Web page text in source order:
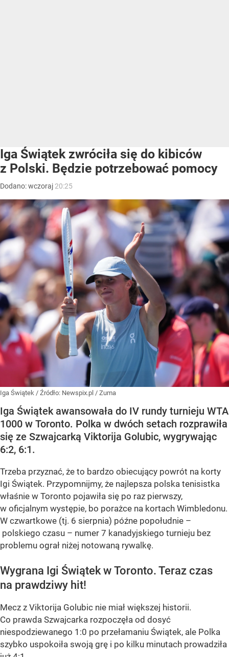
Iga Świątek zwróciła się do kibiców
z Polski. Będzie potrzebować pomocy
Dodano:wczoraj 20:25
Iga Świątek / Źródło: Newspix.pl / Zuma
Iga Świątek awansowała do IV rundy turnieju WTA
1000 w Toronto. Polka w dwóch setach rozprawiła
się ze Szwajcarką Viktorija Golubic, wygrywając
6:2, 6:1.
Trzeba przyznać, że to bardzo obiecujący powrót na korty
Igi Świątek. Przypomnijmy, że najlepsza polska tenisistka
właśnie w Toronto pojawiła się po raz pierwszy,
w oficjalnym występie, bo porażce na kortach Wimbledonu.
W czwartkowe (tj. 6 sierpnia) późne popołudnie –
polskiego czasu – numer 7 kanadyjskiego turnieju bez
problemu ograł niżej notowaną rywalkę.
Wygrana Igi Świątek w Toronto. Teraz czas
na prawdziwy hit!
Mecz z Viktorija Golubic nie miał większej historii.
Co prawda Szwajcarka rozpoczęła od dosyć
niespodziewanego 1:0 po przełamaniu Świątek, ale Polka
szybko uspokoiła swoją grę i po kilku minutach prowadziła